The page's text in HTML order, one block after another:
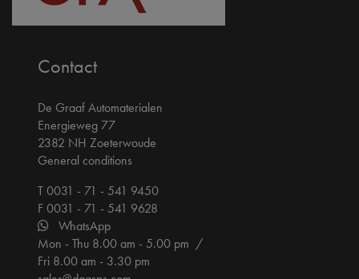
Contact
De Graaf Automaterialen
Energieweg 77
2382 NH Zoeterwoude
General conditions
T 0031 - 71 - 541 9450
F 0031 - 71 - 541 9628
WhatsApp
Mon - Thu 8.00 am - 5.00 pm /
Fri 8.00 am - 3.30 pm